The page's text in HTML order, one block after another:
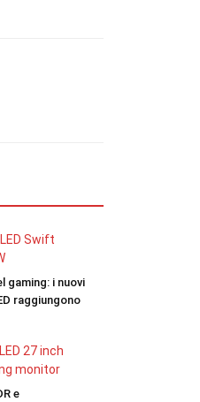
gaming: i nuovi
raggiungono
e